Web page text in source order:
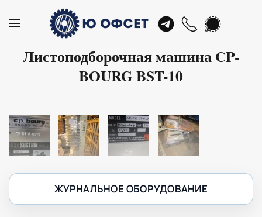
main
Листоподборочная машина CP-
BOURG BST-10
ЖУРНАЛЬНОЕ ОБОРУДОВАНИЕ